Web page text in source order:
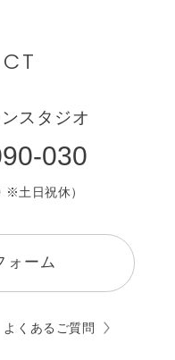
スタジオ
030
※土日祝休）
ォーム
よくあるご質問